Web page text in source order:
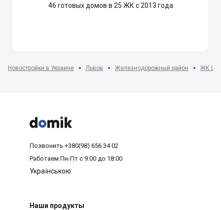
46 готовых домов в 25 ЖК с 2013 года
Новостройки в Украине Львов Железнодорожный район ЖК



Позвонить +380(98) 656 34 02
Работаем Пн-Пт с 9:00 до 18:00
Українською
Наши продукты